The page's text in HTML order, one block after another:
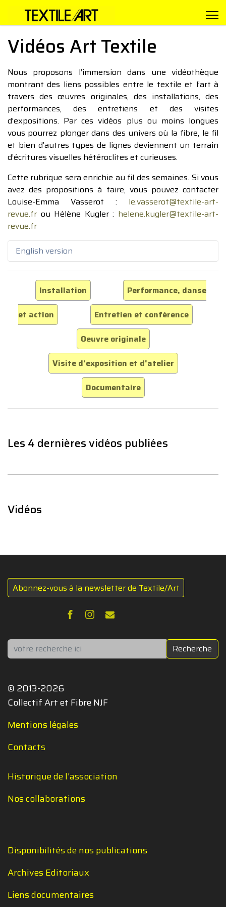
Vidéos Art Textile
Nous proposons l’immersion dans une vidéothèque
montrant des liens possibles entre le textile et l’art à
travers des œuvres originales, des installations, des
performances, des entretiens et des visites
d’expositions. Par ces vidéos plus ou moins longues
vous pourrez plonger dans des univers où la fibre, le fil
et bien d’autres types de lignes deviennent un terrain
d’écritures visuelles hétéroclites et curieuses.
Cette rubrique sera enrichie au fil des semaines. Si vous
avez des propositions à faire, vous pouvez contacter
Louise-Emma Vasserot : le.vasserot@textile-art-
revue.fr ou Hélène Kugler : helene.kugler@textile-art-
revue.fr
English version
Installation
Performance, danse
et action
Entretien et conférence
Oeuvre originale
Visite d'exposition et d'atelier
Documentaire
Les 4 dernières vidéos publiées
Vidéos
Abonnez-vous à la newsletter de Textile/Art
Rechercher Recherche
© 2013-2026
Collectif Art et Fibre NJF
Mentions légales
Contacts
Historique de l'association
Nos collaborations
Disponibilités de nos publications
Archives Editoriaux
Liens documentaires